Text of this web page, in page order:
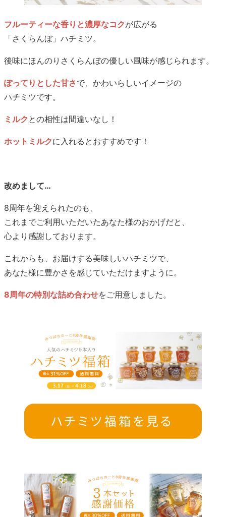
フルーティーな香りと濃厚なコクが広がる
「さくらんぼ」ハチミツ。
後味にほんのりさくらんぼの優しい風味が感じられます。
ぽってりとした甘さで、かわいらしいイメージの
ハチミツです。
ミルク との相性は間違いなし！
ホットミルクに入れるとおすすめです！
改めまして…
8周年を迎えられたのも、
これまでご利用いただいたあなた様のおかげだと、
心より感謝しております。
これからも、お届けする美味しいハチミツで、
あなた様に豊かさを感じていただけますように。
8周年の特別な詰め合わせをご用意しました。